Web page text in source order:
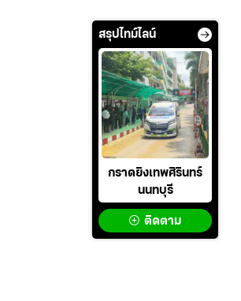
สรุปไทม์ไลน์
กราดยิงเทพศิรินทร์
นนทบุรี
ติดตาม